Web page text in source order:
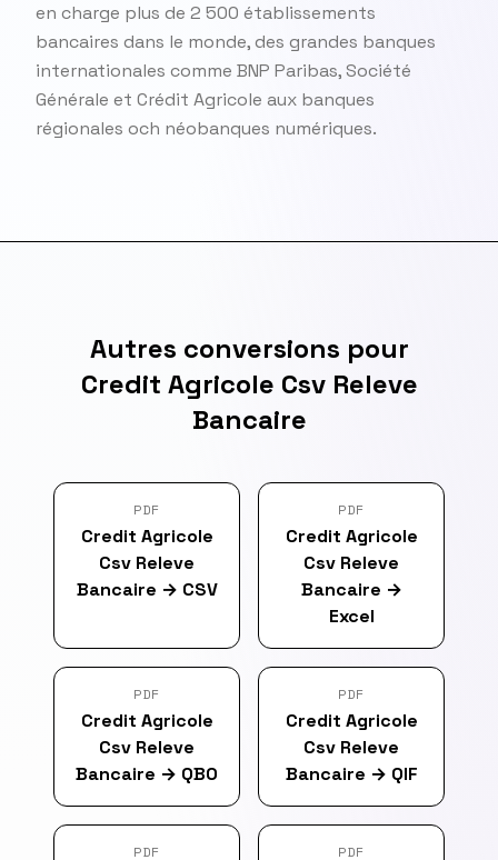
en charge plus de 2 500 établissements
bancaires dans le monde, des grandes banques
internationales comme BNP Paribas, Société
Générale et Crédit Agricole aux banques
régionales och néobanques numériques.
Autres conversions pour
Credit Agricole Csv Releve
Bancaire
PDF
Credit Agricole
Csv Releve
Bancaire → CSV
PDF
Credit Agricole
Csv Releve
Bancaire →
Excel
PDF
Credit Agricole
Csv Releve
Bancaire → QBO
PDF
Credit Agricole
Csv Releve
Bancaire → QIF
PDF PDF